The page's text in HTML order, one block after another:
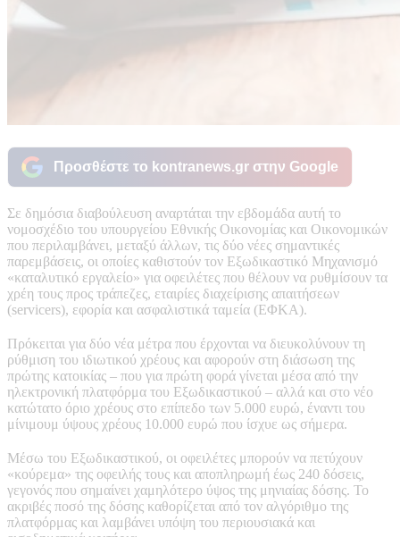
Προσθέστε το kontranews.gr στην Google
Σε δημόσια διαβούλευση αναρτάται την εβδομάδα αυτή το
νομοσχέδιο του υπουργείου Εθνικής Οικονομίας και Οικονομικών
που περιλαμβάνει, μεταξύ άλλων, τις δύο νέες σημαντικές
παρεμβάσεις, οι οποίες καθιστούν τον Εξωδικαστικό Μηχανισμό
«καταλυτικό εργαλείο» για οφειλέτες που θέλουν να ρυθμίσουν τα
χρέη τους προς τράπεζες, εταιρίες διαχείρισης απαιτήσεων
(servicers), εφορία και ασφαλιστικά ταμεία (ΕΦΚΑ).
Πρόκειται για δύο νέα μέτρα που έρχονται να διευκολύνουν τη
ρύθμιση του ιδιωτικού χρέους και αφορούν στη διάσωση της
πρώτης κατοικίας – που για πρώτη φορά γίνεται μέσα από την
ηλεκτρονική πλατφόρμα του Εξωδικαστικού – αλλά και στο νέο
κατώτατο όριο χρέους στο επίπεδο των 5.000 ευρώ, έναντι του
μίνιμουμ ύψους χρέους 10.000 ευρώ που ίσχυε ως σήμερα.
Μέσω του Εξωδικαστικού, οι οφειλέτες μπορούν να πετύχουν
«κούρεμα» της οφειλής τους και αποπληρωμή έως 240 δόσεις,
γεγονός που σημαίνει χαμηλότερο ύψος της μηνιαίας δόσης. Το
ακριβές ποσό της δόσης καθορίζεται από τον αλγόριθμο της
πλατφόρμας και λαμβάνει υπόψη του περιουσιακά και